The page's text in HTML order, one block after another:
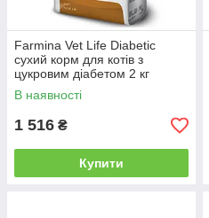
Farmina Vet Life Diabetic
сухий корм для котів з
цукровим діабетом 2 кг
В наявності
1 516 ₴
Купити